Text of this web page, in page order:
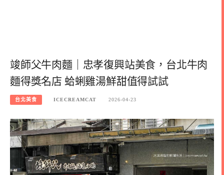
竣師父牛肉麵｜忠孝復興站美食，台北牛肉
麵得獎名店 蛤蜊雞湯鮮甜值得試試
台北美食 ICECREAMCAT 2026-04-23